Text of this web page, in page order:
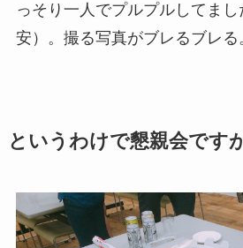
っそり一人でプルプルしてま
安）。撮る写真がブレるブレる
というわけで懇親会です